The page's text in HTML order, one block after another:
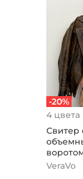
-20%
4 цвета
Свитер
VeraVo